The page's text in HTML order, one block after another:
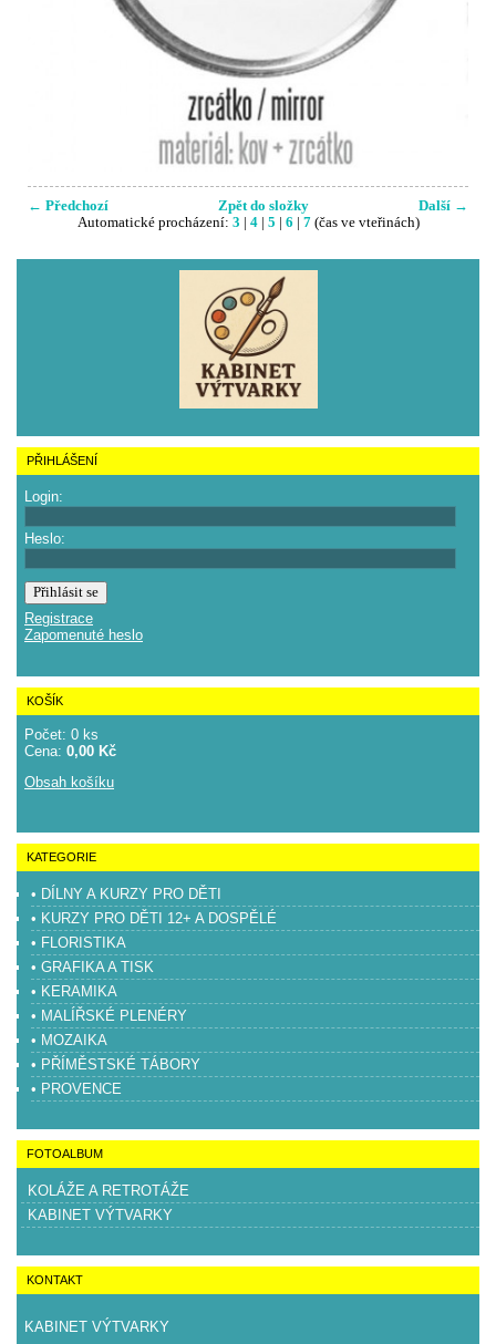
← Předchozí Další →
Zpět do složky
Automatické procházení: 3 4| 5 6 7(čas ve vteřinách)
PŘIHLÁŠENÍ
Login:
Heslo:
Registrace
Zapomenuté heslo
KOŠÍK
Počet: 0 ks
Cena: 0,00 Kč
Obsah košíku
KATEGORIE
• DÍLNY A KURZY PRO DĚTI
• KURZY PRO DĚTI 12+ A DOSPĚLÉ
• FLORISTIKA
• GRAFIKA A TISK
• KERAMIKA
• MALÍŘSKÉ PLENÉRY
• MOZAIKA
• PŘÍMĚSTSKÉ TÁBORY
• PROVENCE
FOTOALBUM
KOLÁŽE A RETROTÁŽE
KABINET VÝTVARKY
KONTAKT
KABINET VÝTVARKY